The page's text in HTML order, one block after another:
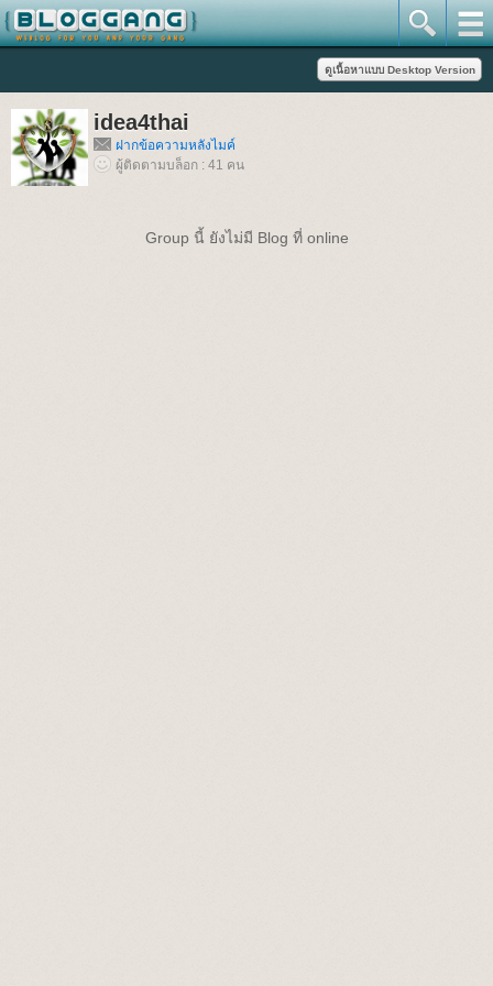
idea4thai
ฝากข้อความหลังไมค์
ผู้ติดตามบล็อก : 41 คน
Group นี้ ยังไม่มี Blog ที่ online